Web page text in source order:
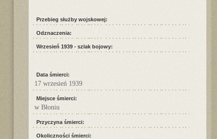
Przebieg służby wojskowej:
Odznaczenia:
Wrzesień 1939 - szlak bojowy:
Data śmierci:
17 wrzesień 1939
Miejsce śmierci:
w Błoniu
Przyczyna śmierci:
Okoliczności śmierci: